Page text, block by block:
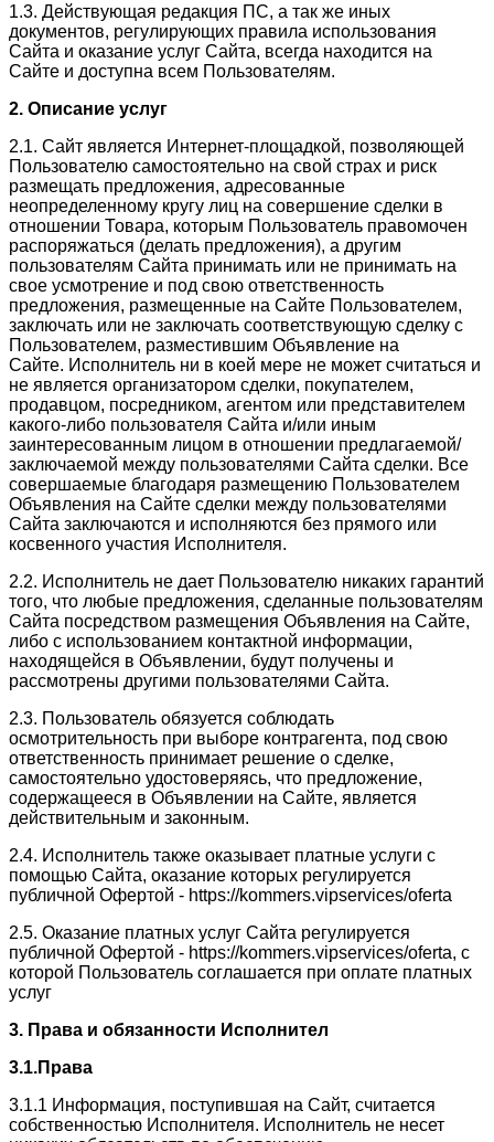
1.3. Действующая редакция ПС, а так же иных
документов, регулирующих правила использования
Сайта и оказание услуг Сайта, всегда находится на
Сайте и доступна всем Пользователям.
2. Описание услуг
2.1. Сайт является Интернет-площадкой, позволяющей
Пользователю самостоятельно на свой страх и риск
размещать предложения, адресованные
неопределенному кругу лиц на совершение сделки в
отношении Товара, которым Пользователь правомочен
распоряжаться (делать предложения), а другим
пользователям Сайта принимать или не принимать на
свое усмотрение и под свою ответственность
предложения, размещенные на Сайте Пользователем,
заключать или не заключать соответствующую сделку с
Пользователем, разместившим Объявление на
Сайте. Исполнитель ни в коей мере не может считаться и
не является организатором сделки, покупателем,
продавцом, посредником, агентом или представителем
какого-либо пользователя Сайта и/или иным
заинтересованным лицом в отношении предлагаемой/
заключаемой между пользователями Сайта сделки. Все
совершаемые благодаря размещению Пользователем
Объявления на Сайте сделки между пользователями
Сайта заключаются и исполняются без прямого или
косвенного участия Исполнителя.
2.2. Исполнитель не дает Пользователю никаких гарантий
того, что любые предложения, сделанные пользователям
Сайта посредством размещения Объявления на Сайте,
либо с использованием контактной информации,
находящейся в Объявлении, будут получены и
рассмотрены другими пользователями Сайта.
2.3. Пользователь обязуется соблюдать
осмотрительность при выборе контрагента, под свою
ответственность принимает решение о сделке,
самостоятельно удостоверяясь, что предложение,
содержащееся в Объявлении на Сайте, является
действительным и законным.
2.4. Исполнитель также оказывает платные услуги с
помощью Сайта, оказание которых регулируется
публичной Офертой - https://kommers.vipservices/oferta
2.5. Оказание платных услуг Сайта регулируется
публичной Офертой - https://kommers.vipservices/oferta, с
которой Пользователь соглашается при оплате платных
услуг
3. Права и обязанности Исполнител
3.1.Права
3.1.1 Информация, поступившая на Сайт, считается
собственностью Исполнителя. Исполнитель не несет